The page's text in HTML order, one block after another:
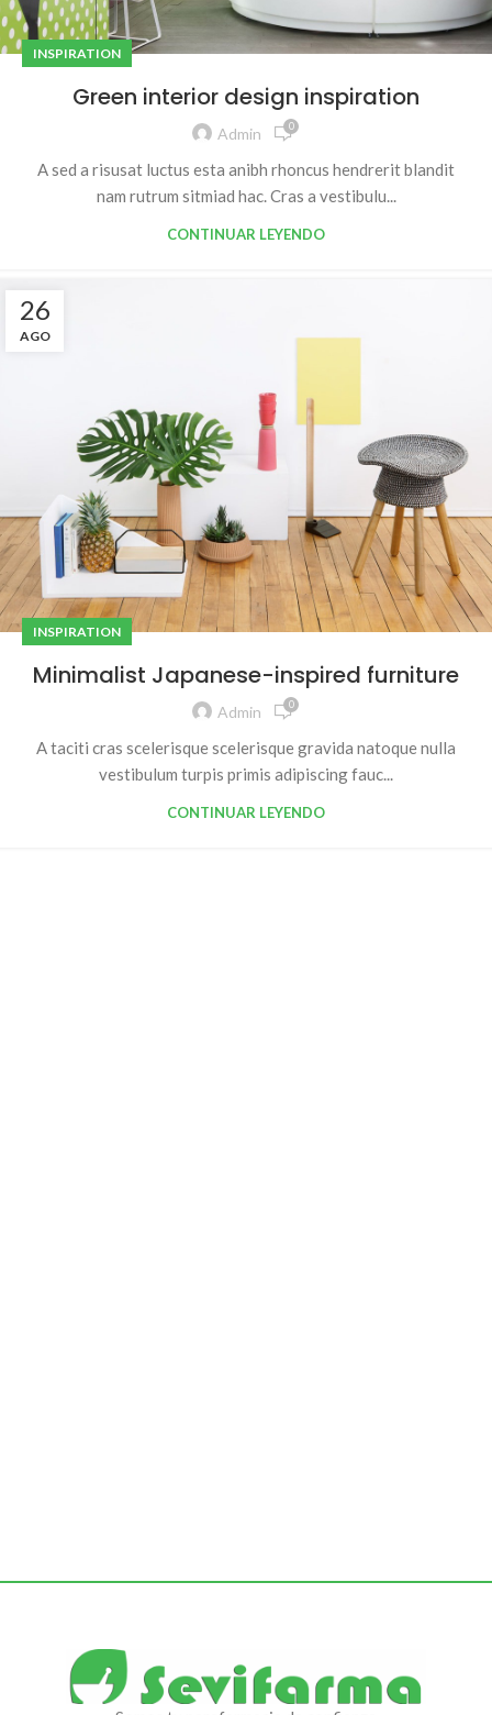
INSPIRATION
Green interior design inspiration
Admin 0
A sed a risusat luctus esta anibh rhoncus hendrerit blandit
nam rutrum sitmiad hac. Cras a vestibulu...
CONTINUAR LEYENDO
26
AGO
INSPIRATION
Minimalist Japanese-inspired furniture
Admin 0
A taciti cras scelerisque scelerisque gravida natoque nulla
vestibulum turpis primis adipiscing fauc...
CONTINUAR LEYENDO